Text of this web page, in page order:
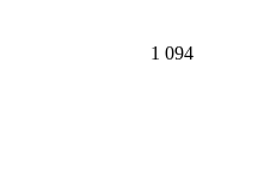
1 094